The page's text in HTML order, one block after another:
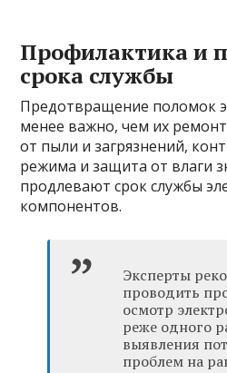
Профилактика и
срока службы
Предотвращение поломок
менее важно, чем их
от пыли и загрязнений,
режима и защита от влаги
продлевают срок службы
компонентов.
Эксперты
проводить
осмотр
реже одного
выявления
проблем на